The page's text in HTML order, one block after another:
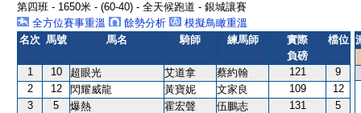
第四班 - 1650米 - (60-40) - 全天候跑道 - 銀城讓賽
全方位賽事重溫
餘勢分析
模擬鳥瞰重溫
名次 馬號 馬名 騎師 練馬師
實際
負磅
檔位
1 10 超眼光 艾道拿 蔡約翰 121
9
2
12 閃耀威龍 黃寶妮 文家良 109
12
3
5 爆熱 霍宏聲 伍鵬志 131
5